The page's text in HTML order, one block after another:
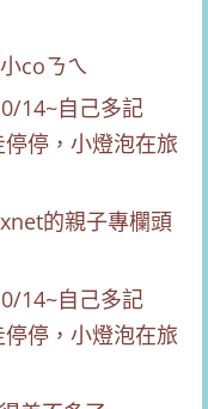
coㄋㄟ
的親子專欄頭